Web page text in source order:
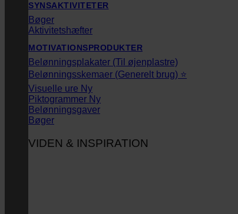
SYNSAKTIVITETER
Bøger
Aktivitetshæfter
MOTIVATIONSPRODUKTER
Belønningsplakater (Til øjenplastre)
Belønningsskemaer (Generelt brug) ⭐
Visuelle ure
Piktogrammer
Belønningsgaver
Bøger
VIDEN & INSPIRATION